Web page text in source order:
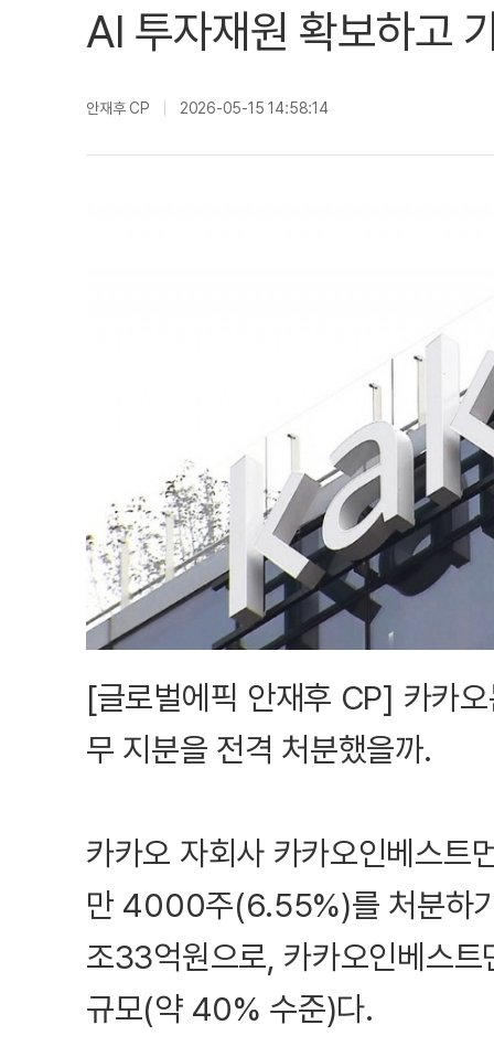
AI 투자재원 확보하고
안재후 CP 2026-05-15 14:58:14
[글로벌에픽 안재후 CP] 카카
무 지분을 전격 처분했을까.
카카오 자회사 카카오인베스
만 4000주(6.55%)를 처분하
조33억원으로, 카카오인베스
규모(약 40% 수준)다.